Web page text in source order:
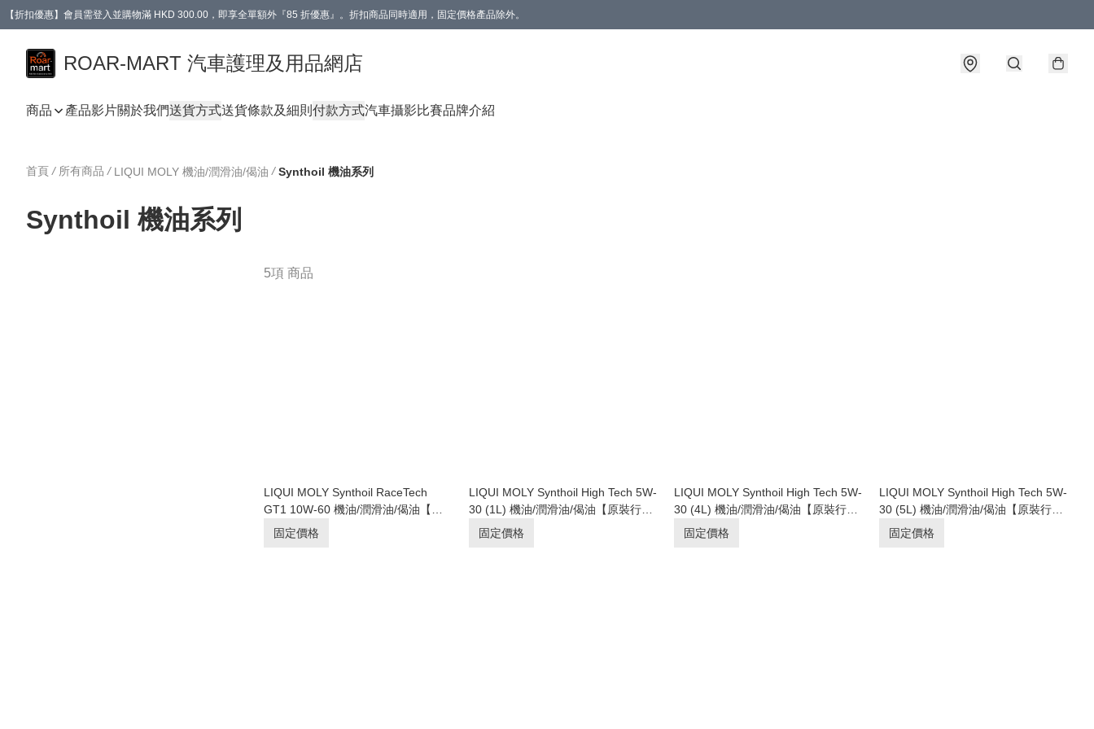
【折扣優惠】會員需登入並購物滿 HKD 300.00，即享全單額外『85 折優惠』。折扣商品同時適用，固定價格產品除外。
ROAR-MART 汽車護理及用品網店
商品 產品影片關於我們送貨方式送貨條款及細則 付款方式汽車攝影比賽品牌介紹
首頁 / 所有商品 / LIQUI MOLY 機油/潤滑油/偈油 / Synthoil 機油系列
Synthoil 機油系列
5項 商品
LIQUI MOLY Synthoil RaceTech
GT1 10W-60 機油/潤滑油/偈油【原
裝行貨】
固定價格
LIQUI MOLY Synthoil High Tech 5W-
30 (1L) 機油/潤滑油/偈油【原裝行
貨】
固定價格
LIQUI MOLY Synthoil High Tech 5W-
30 (4L) 機油/潤滑油/偈油【原裝行
貨】
固定價格
LIQUI MOLY Synthoil High Tech 5W-
30 (5L) 機油/潤滑油/偈油【原裝行
貨】
固定價格